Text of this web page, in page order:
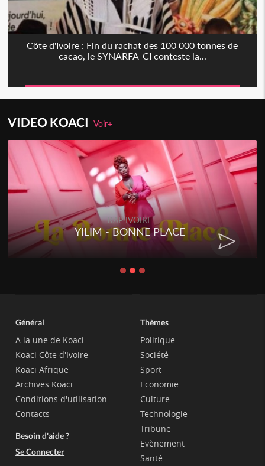
Côte d'Ivoire : Fin du rachat des 100 000 tonnes de
cacao, le SYNARFA-CI conteste la...
VIDEO KOACIVoir+
RAP IVOIRE
RENARD BARAKISSA - DOS DE
CHAT
Général
A la une de Koaci
Koaci Côte d'Ivoire
Koaci Afrique
Archives Koaci
Conditions d'utilisation
Contacts
Besoin d'aide ?
Se Connecter
Thèmes
Politique
Société
Sport
Economie
Culture
Technologie
Tribune
Evènement
Santé